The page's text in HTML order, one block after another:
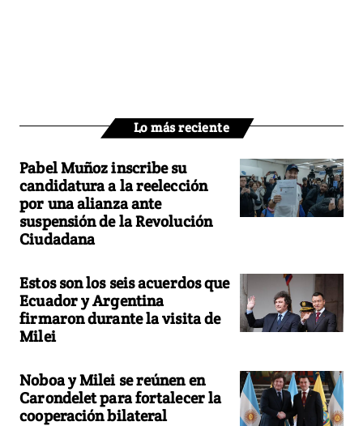
Lo más reciente
Pabel Muñoz inscribe su
candidatura a la reelección
por una alianza ante
suspensión de la Revolución
Ciudadana
Estos son los seis acuerdos que
Ecuador y Argentina
firmaron durante la visita de
Milei
Noboa y Milei se reúnen en
Carondelet para fortalecer la
cooperación bilateral